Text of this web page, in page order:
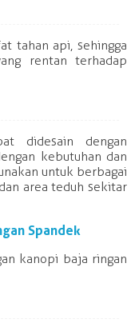
tahan api, sehingga
rentan terhadap
didesain dengan
kebutuhan dan
untuk berbagai
area teduh sekitar
Spandek
kanopi baja ringan